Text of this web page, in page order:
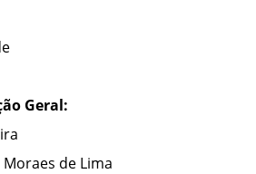
Geral:
de Lima